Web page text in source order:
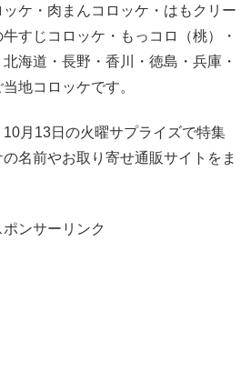
ケ・肉まんコロッケ・はもクリー
すじコロッケ・もっコロ（桃）・
海道・長野・香川・徳島・兵庫・
地コロッケです。
月13日の火曜サプライズで特集
名前やお取り寄せ通販サイトをま
ポンサーリンク